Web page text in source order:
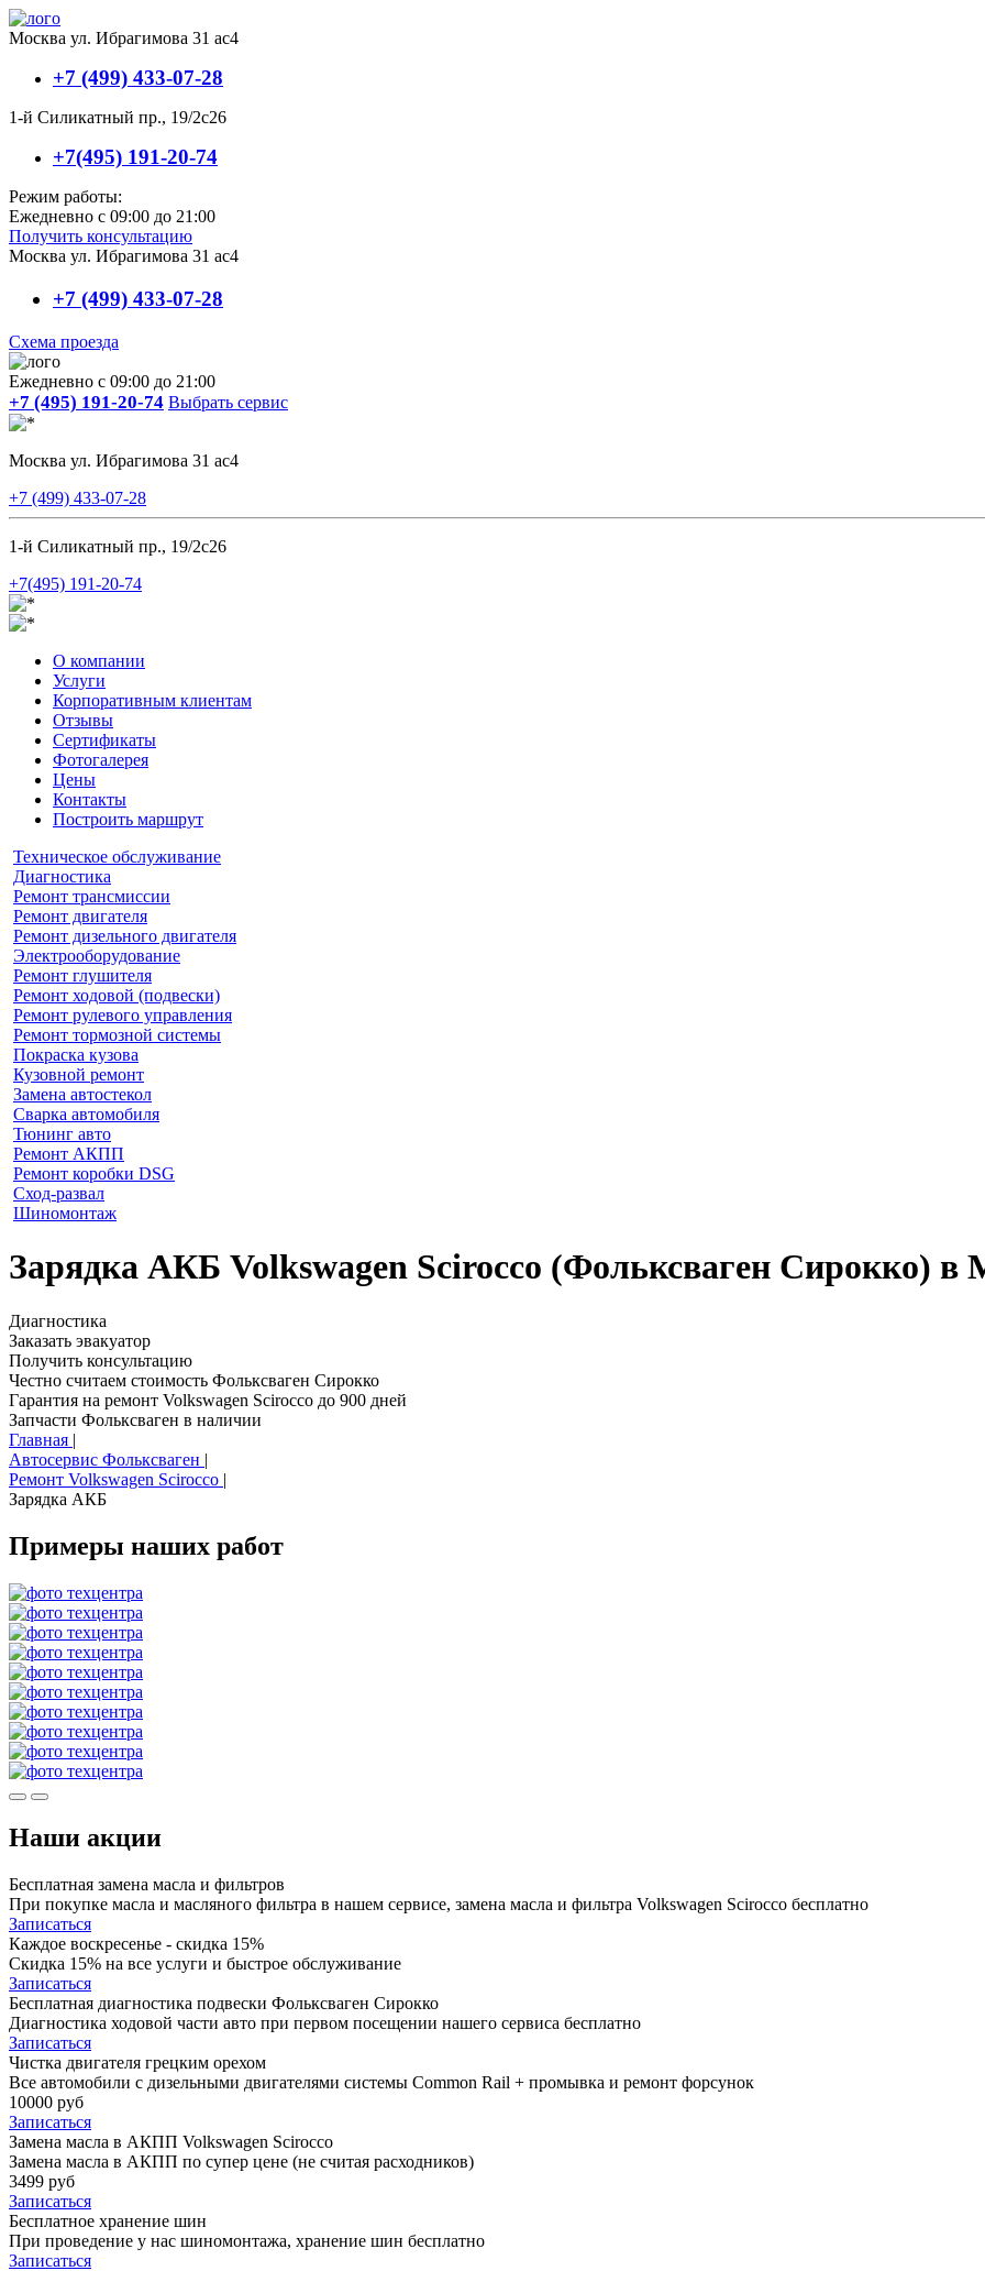
Москва ул. Ибрагимова 31 ас4
+7 (499) 433-07-28
1-й Силикатный пр., 19/2с26
+7(495) 191-20-74
Режим работы:
Ежедневно с 09:00 до 21:00
Получить консультацию
Москва ул. Ибрагимова 31 ас4
+7 (499) 433-07-28
Схема проезда
Ежедневно с 09:00 до 21:00
+7 (495) 191-20-74 Выбрать сервис
Москва ул. Ибрагимова 31 ас4
+7 (499) 433-07-28
1-й Силикатный пр., 19/2с26
+7(495) 191-20-74
О компании
Услуги
Корпоративным клиентам
Отзывы
Сертификаты
Фотогалерея
Цены
Контакты
Построить маршрут
Техническое обслуживание
Диагностика
Ремонт трансмиссии
Ремонт двигателя
Ремонт дизельного двигателя
Электрооборудование
Ремонт глушителя
Ремонт ходовой (подвески)
Ремонт рулевого управления
Ремонт тормозной системы
Покраска кузова
Кузовной ремонт
Замена автостекол
Сварка автомобиля
Тюнинг авто
Ремонт АКПП
Ремонт коробки DSG
Сход-развал
Шиномонтаж
Зарядка АКБ Volkswagen Scirocco (Фольксваген Сирокко) в
Диагностика
Заказать эвакуатор
Получить консультацию
Честно считаем стоимость Фольксваген Сирокко
Гарантия на ремонт Volkswagen Scirocco до 900 дней
Запчасти Фольксваген в наличии
Главная |
Автосервис Фольксваген |
Ремонт Volkswagen Scirocco |
Зарядка АКБ
Примеры наших работ
Наши акции
Бесплатная замена масла и фильтров
При покупке масла и масляного фильтра в нашем сервисе, замена масла и фильтра Volkswagen Scirocco бесплатно
Записаться
Каждое воскресенье - скидка 15%
Скидка 15% на все услуги и быстрое обслуживание
Записаться
Бесплатная диагностика подвески Фольксваген Сирокко
Диагностика ходовой части авто при первом посещении нашего сервиса бесплатно
Записаться
Чистка двигателя грецким орехом
Все автомобили c дизельными двигателями системы Common Rail + промывка и ремонт форсунок
10000 руб
Записаться
Замена масла в АКПП Volkswagen Scirocco
Замена масла в АКПП по супер цене (не считая расходников)
3499 руб
Записаться
Бесплатное хранение шин
При проведение у нас шиномонтажа, хранение шин бесплатно
Записаться